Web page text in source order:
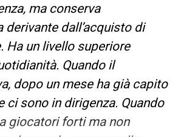
ma conserva
derivante dall’acquisto di
Ha un livello superiore
Quando il
dopo un mese ha già capito
ci sono in dirigenza. Quando
giocatori forti ma non